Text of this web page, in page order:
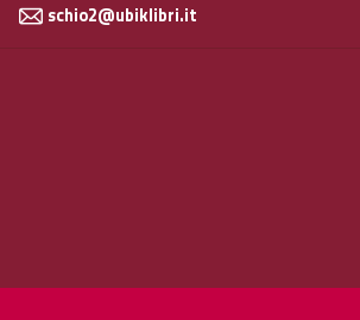
schio2@ubiklibri.it